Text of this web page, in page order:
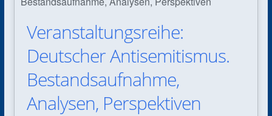
Veranstaltungsreihe:
Deutscher Antisemitismus.
Bestandsaufnahme,
Analysen, Perspektiven